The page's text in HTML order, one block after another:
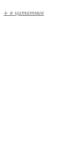
+ в цитатник